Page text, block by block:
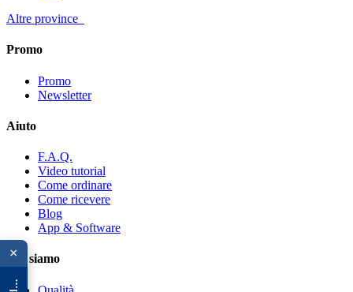
×
Altre province
Promo
Promo
Newsletter
Aiuto
F.A.Q.
Video tutorial
Come ordinare
Come ricevere
Blog
App & Software
Chi siamo